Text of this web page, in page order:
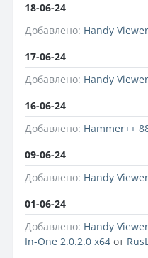
18-06-24
Добавлено: Handy
17-06-24
Добавлено: Handy
16-06-24
Добавлено: Hammer++
09-06-24
Добавлено: Handy
01-06-24
Добавлено: Handy
In-One 2.0.2.0 x64 от